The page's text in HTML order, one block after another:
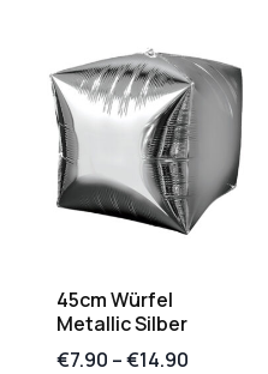
45cm Würfel
Metallic Silber
€7.90 –€14.90